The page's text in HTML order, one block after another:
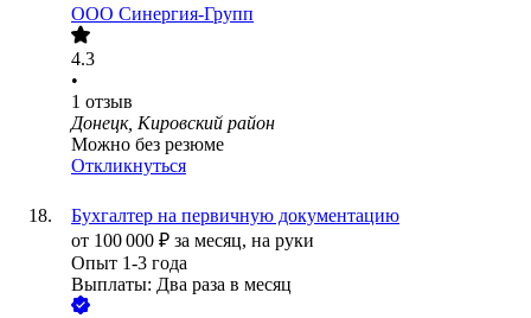
ООО Синергия-Групп
4.3
•
1 отзыв
Донецк, Кировский район
Можно без резюме
Откликнуться
Бухгалтер на первичную документацию
от 100 000 ₽ за месяц, на руки
Опыт 1-3 года
Выплаты: Два раза в месяц